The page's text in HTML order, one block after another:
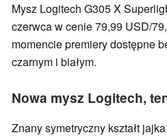
Mysz Logitech G305 X
czerwca w cenie 79,99 USD/
momencie premiery dostępne
czarnym i białym.
Nowa mysz Logitech,
Znany symetryczny kształt